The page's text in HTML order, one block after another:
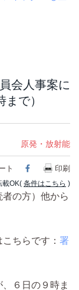
会人事案に
で）
原発・放射能
ト Facebook
印刷
載OK( 条件はこちら )
の方）他から
ちらです： 署
６日の９時ま